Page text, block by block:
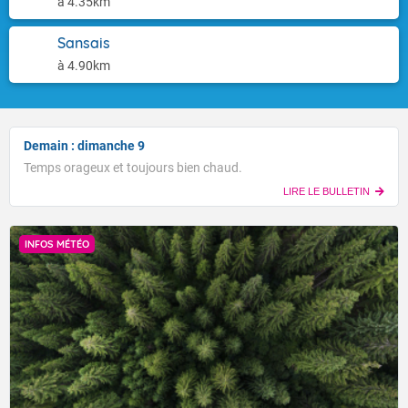
Sansais
à 4.90km
Demain : dimanche 9
Temps orageux et toujours bien chaud.
LIRE LE BULLETIN
INFOS MÉTÉO